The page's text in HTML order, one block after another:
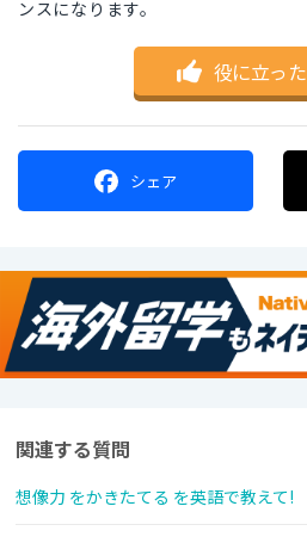
ンスになります。
役に立った
シェア
関連する質問
想像力 をかきたてる を英語で教えて!